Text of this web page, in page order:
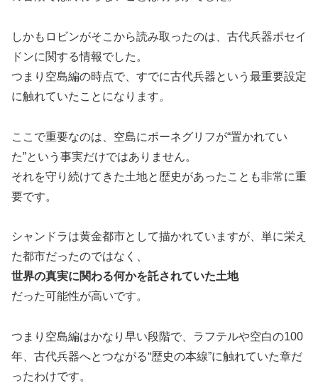
しかもロビンがそこから読み取ったのは、古代兵器ポセイ
ドンに関する情報でした。
つまり空島編の時点で、すでに古代兵器という最重要設定
に触れていたことになります。
ここで重要なのは、空島にポーネグリフが“置かれてい
た”という事実だけではありません。
それを守り続けてきた土地と歴史があったことも非常に重
要です。
シャンドラは黄金都市として描かれていますが、単に栄え
た都市だったのではなく、
世界の真実に関わる何かを託されていた土地
だった可能性が高いです。
つまり空島編はかなり早い段階で、ラフテルや空白の100
年、古代兵器へとつながる“歴史の本線”に触れていた章だ
ったわけです。